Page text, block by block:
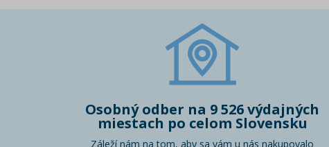
Osobný odber na 9 526 výdajných
miestach po celom Slovensku
Záleží nám na tom, aby sa vám u nás nakupovalo